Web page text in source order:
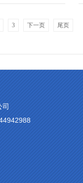
3 下一页 尾页
司